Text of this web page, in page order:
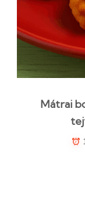
Mátrai